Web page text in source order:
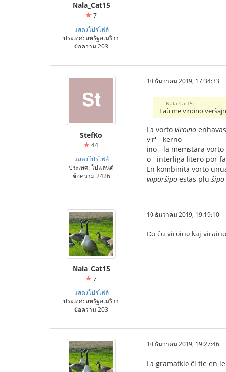
Nala_Cat15
7
แสดงโปรไฟล์
ประเทศ: สหรัฐอเมริกา
ข้อความ 203
StefKo
44
แสดงโปรไฟล์
ประเทศ: โปแลนด์
ข้อความ 2426
10 ธันวาคม 2019, 17:34:33
Nala_Cat15:
Laŭ me viroino
La vorto viroino
vir' - kerno
ino - la memstara vorto
o - interliga litero por
En kombinita vorto
vaporŝipo estas plu ŝipo
Nala_Cat15
7
แสดงโปรไฟล์
ประเทศ: สหรัฐอเมริกา
ข้อความ 203
10 ธันวาคม 2019, 19:19:10
Do ĉu viroino kaj
10 ธันวาคม 2019, 19:27:46
La gramatkio ĉi tie en